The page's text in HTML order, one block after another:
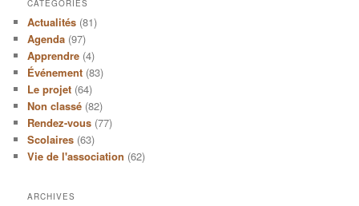
CATÉGORIES
Actualités (81)
Agenda (97)
Apprendre (4)
Événement (83)
Le projet (64)
Non classé (82)
Rendez-vous (77)
Scolaires (63)
Vie de l'association (62)
ARCHIVES